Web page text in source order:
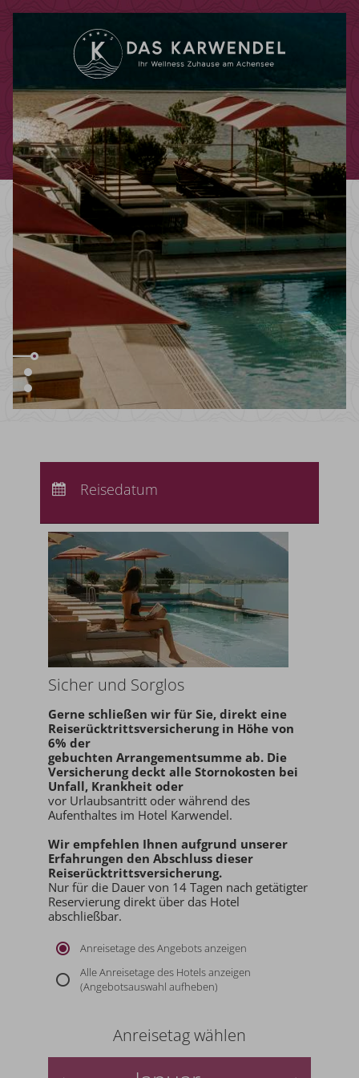
Abreise:keine Auswahl
Reisedatum
Sicher und Sorglos
Gerne schließen wir für Sie, direkt eine
Reiserücktrittsversicherung in Höhe von
6% der
gebuchten Arrangementsumme ab. Die
Versicherung deckt alle Stornokosten bei
Unfall, Krankheit oder
vor Urlaubsantritt oder während des
Aufenthaltes im Hotel Karwendel.
Wir empfehlen Ihnen aufgrund unserer
Erfahrungen den Abschluss dieser
Reiserücktrittsversicherung.
Nur für die Dauer von 14 Tagen nach getätigter
Reservierung direkt über das Hotel
abschließbar.
Anreisetage des Angebots anzeigen
Alle Anreisetage des Hotels anzeigen
(Angebotsauswahl aufheben)
Anreisetag wählen
Codes einlösen
Hier können Sie Ihre Aktionscodes
oder Gutscheine einlösen.
Aktuell akzeptieren wir folgende
Codes:
Bonuscode
Gutscheine